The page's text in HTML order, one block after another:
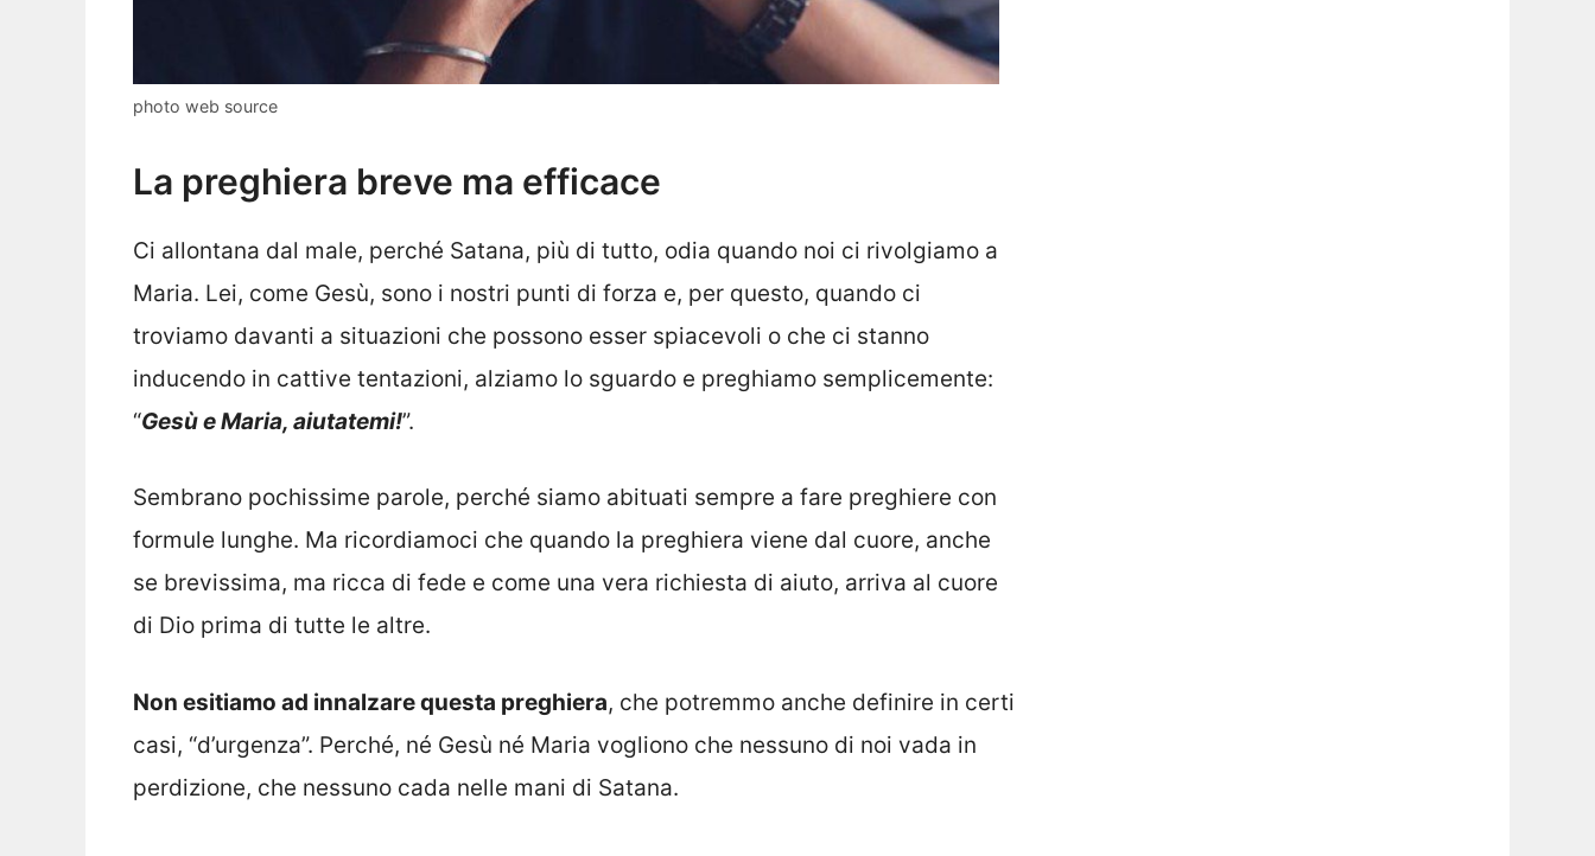
photo web source
La preghiera breve ma efficace
Ci allontana dal male, perché Satana, più di tutto, odia quando noi ci rivolgiamo a
Maria. Lei, come Gesù, sono i nostri punti di forza e, per questo, quando ci
troviamo davanti a situazioni che possono esser spiacevoli o che ci stanno
inducendo in cattive tentazioni, alziamo lo sguardo e preghiamo semplicemente:
“Gesù e Maria, aiutatemi!”.
Sembrano pochissime parole, perché siamo abituati sempre a fare preghiere con
formule lunghe. Ma ricordiamoci che quando la preghiera viene dal cuore, anche
se brevissima, ma ricca di fede e come una vera richiesta di aiuto, arriva al cuore
di Dio prima di tutte le altre.
Non esitiamo ad innalzare questa preghiera, che potremmo anche definire in certi
casi, “d’urgenza”. Perché, né Gesù né Maria vogliono che nessuno di noi vada in
perdizione, che nessuno cada nelle mani di Satana.